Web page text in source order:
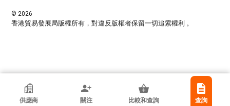
香港貿發局參展商
供應商 關注 比較和查詢 查詢
© 2026
香港貿易發展局版權所有，對違反版權者保留一切追索權利 。